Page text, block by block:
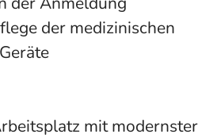
der medizinischen
mit modernster